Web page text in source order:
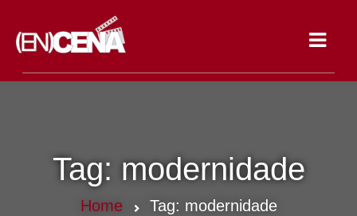
Tag: modernidade
Home Tag: modernidade